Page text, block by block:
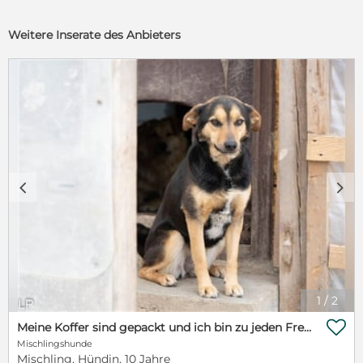
Weitere Inserate des Anbieters
1 / 2
c d
Meine Koffer sind gepackt und ich bin zu jeden Freundlich, ich verstehe nicht das mich keiner möchte
Mischlingshunde
Mischling, Hündin, 10 Jahre
